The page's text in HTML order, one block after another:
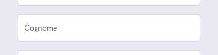
Cognome